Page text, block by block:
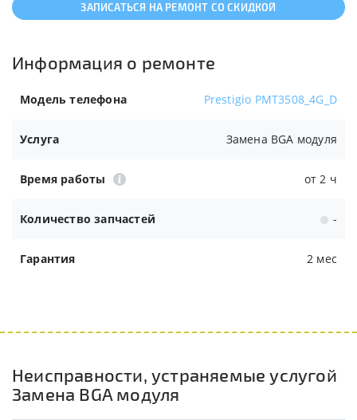
ЗАПИСАТЬСЯ НА РЕМОНТ СО СКИДКОЙ
Информация о ремонте
Модель телефона Prestigio PMT3508_4G_D
Услуга Замена BGA модуля
Время работы от 2 ч
Количество запчастей -
Гарантия 2 мес
Неисправности, устраняемые услугой
Замена BGA модуля